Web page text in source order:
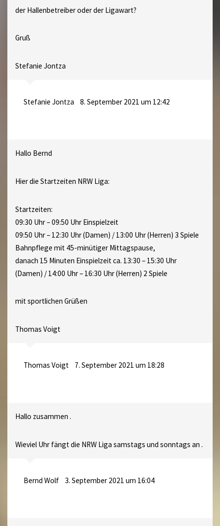
der Hallenbetreiber oder der Ligawart?
Gruß
Stefanie Jontza
Stefanie Jontza 8. September 2021 um 12:42
Hallo Bernd
Hier die Startzeiten NRW Liga:
Startzeiten:
09:30 Uhr – 09:50 Uhr Einspielzeit
09:50 Uhr – 12:30 Uhr (Damen) / 13:00 Uhr (Herren) 3 Spiele
Bahnpflege mit 45-minütiger Mittagspause,
danach 15 Minuten Einspielzeit ca. 13:30 – 15:30 Uhr
(Damen) / 14:00 Uhr – 16:30 Uhr (Herren) 2 Spiele
mit sportlichen Grüßen
Thomas Voigt
Thomas Voigt 7. September 2021 um 18:28
Hallo zusammen .
Wieviel Uhr fängt die NRW Liga samstags und sonntags an .
Bernd Wolf 3. September 2021 um 16:04